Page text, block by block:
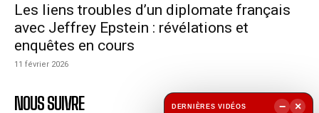
Les liens troubles d’un diplomate français
avec Jeffrey Epstein : révélations et
enquêtes en cours
11 février 2026
NOUS SUIVRE DERNIÈRES VIDÉOS − ×